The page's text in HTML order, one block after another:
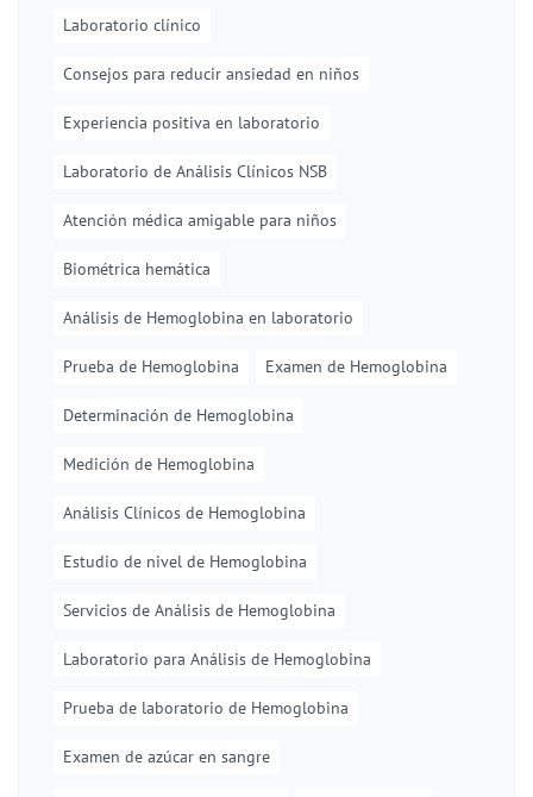
Laboratorio clínico
Consejos para reducir ansiedad en niños
Experiencia positiva en laboratorio
Laboratorio de Análisis Clínicos NSB
Atención médica amigable para niños
Biométrica hemática
Análisis de Hemoglobina en laboratorio
Prueba de Hemoglobina Examen de Hemoglobina
Determinación de Hemoglobina
Medición de Hemoglobina
Análisis Clínicos de Hemoglobina
Estudio de nivel de Hemoglobina
Servicios de Análisis de Hemoglobina
Laboratorio para Análisis de Hemoglobina
Prueba de laboratorio de Hemoglobina
Examen de azúcar en sangre